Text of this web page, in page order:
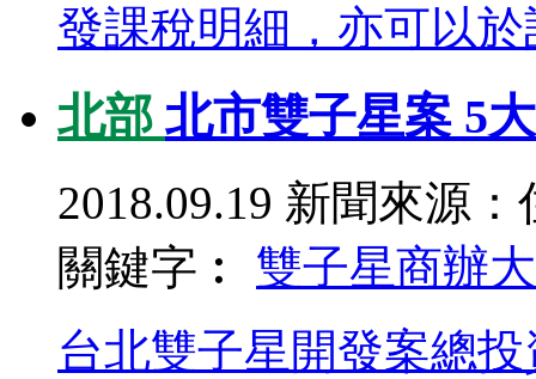
發課稅明細，亦可以
北部 北市雙子星案 5
2018.09.19 新聞來源：
關鍵字︰ 雙子星商辦
台北雙子星開發案總